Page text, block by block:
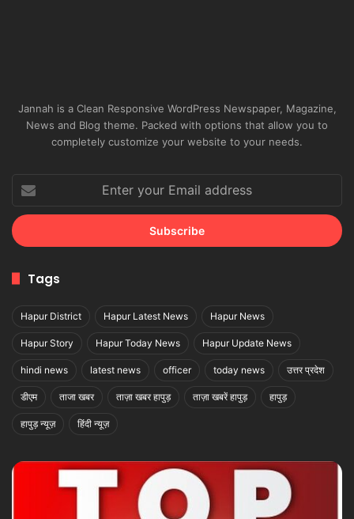
Jannah is a Clean Responsive WordPress Newspaper, Magazine,
News and Blog theme. Packed with options that allow you to
completely customize your website to your needs.
your
Email
address
Tags
Hapur District Hapur Latest News Hapur News
Hapur Story Hapur Today News Hapur Update News
hindi news latest news officer today news उत्तर प्रदेश
डीएम ताजा खबर ताज़ा खबर हापुड़ ताज़ा खबरें हापुड़ हापुड़
हापुड़ न्यूज़ हिंदी न्यूज़